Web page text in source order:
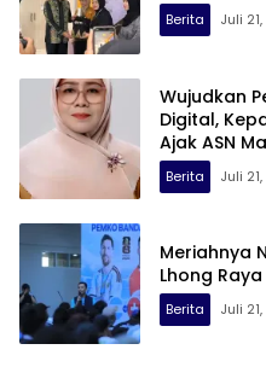
Berita Juli
Wujudkan
Digital,
Ajak ASN
Berita Juli
Meriahnya
Lhong Raya
Berita Juli